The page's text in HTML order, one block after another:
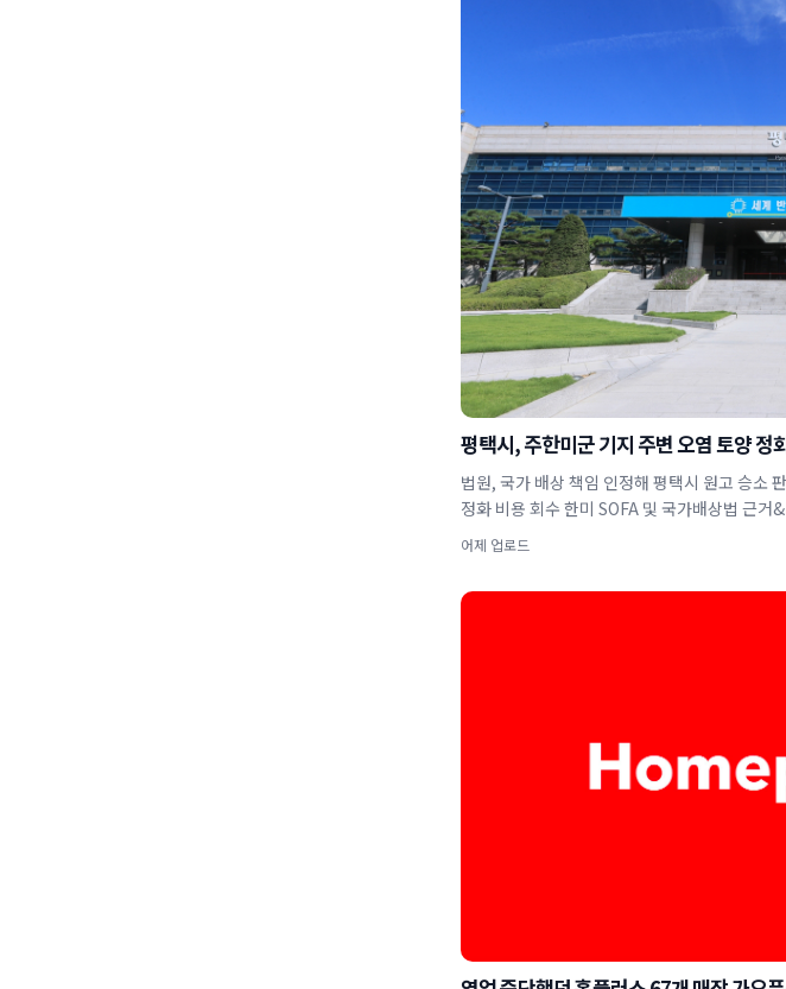
평택시, 주한미군 기지 주변 오염 토양
법원, 국가 배상 책임 인정해 평택시 원고 승소
정화 비용 회수 한미 SOFA 및 국가배상법 근거
어제 업로드